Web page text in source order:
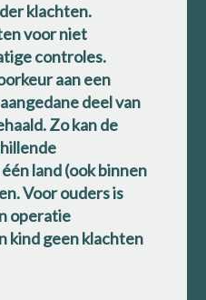
klachten.
voor niet
controles.
aan een
deel van
Zo kan de
land (ook binnen
Voor ouders is
operatie
kind geen klachten